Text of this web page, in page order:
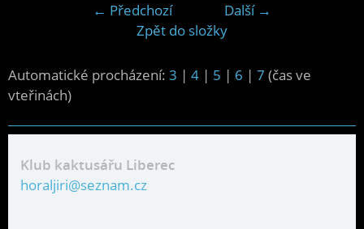
← Předchozí
Další →
Zpět do složky
Automatické procházení: 3 | 4 | 5 | 6 | 7 (čas ve
vteřinách)
Klub kaktusářu Liberec
horaljiri@seznam.cz